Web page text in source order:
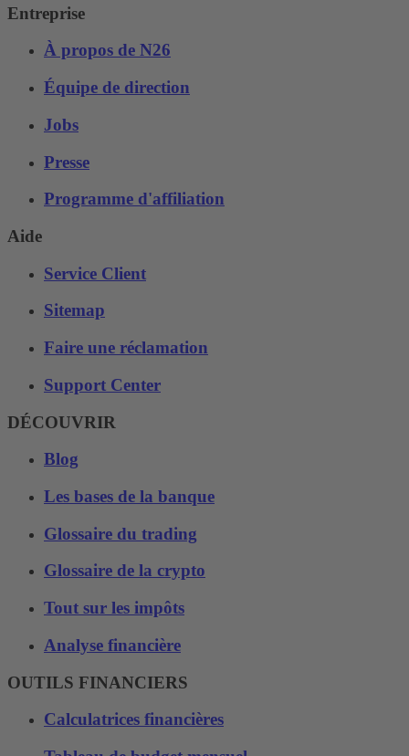
Entreprise
À propos de N26
Équipe de direction
Jobs
Presse
Programme d'affiliation
Aide
Service Client
Sitemap
Faire une réclamation
Support Center
DÉCOUVRIR
Blog
Les bases de la banque
Glossaire du trading
Glossaire de la crypto
Tout sur les impôts
Analyse financière
OUTILS FINANCIERS
Calculatrices financières